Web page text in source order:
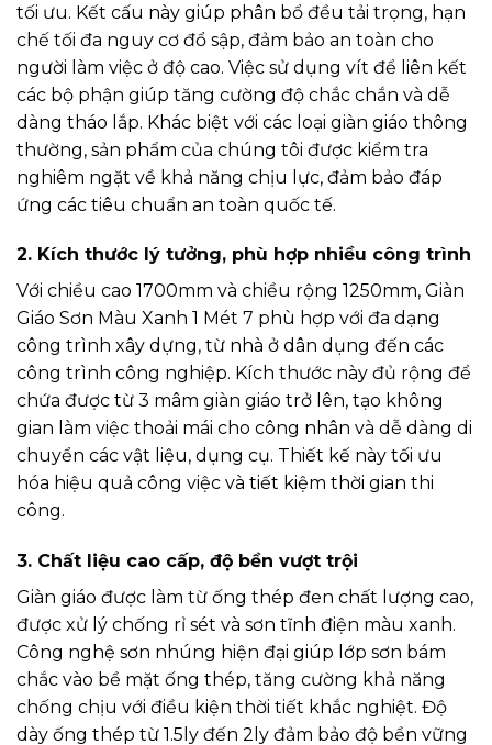
tối ưu. Kết cấu này giúp phân bổ đều tải trọng, hạn
chế tối đa nguy cơ đổ sập, đảm bảo an toàn cho
người làm việc ở độ cao. Việc sử dụng vít để liên kết
các bộ phận giúp tăng cường độ chắc chắn và dễ
dàng tháo lắp. Khác biệt với các loại giàn giáo thông
thường, sản phẩm của chúng tôi được kiểm tra
nghiêm ngặt về khả năng chịu lực, đảm bảo đáp
ứng các tiêu chuẩn an toàn quốc tế.
2. Kích thước lý tưởng, phù hợp nhiều công trình
Với chiều cao 1700mm và chiều rộng 1250mm, Giàn
Giáo Sơn Màu Xanh 1 Mét 7 phù hợp với đa dạng
công trình xây dựng, từ nhà ở dân dụng đến các
công trình công nghiệp. Kích thước này đủ rộng để
chứa được từ 3 mâm giàn giáo trở lên, tạo không
gian làm việc thoải mái cho công nhân và dễ dàng di
chuyển các vật liệu, dụng cụ. Thiết kế này tối ưu
hóa hiệu quả công việc và tiết kiệm thời gian thi
công.
3. Chất liệu cao cấp, độ bền vượt trội
Giàn giáo được làm từ ống thép đen chất lượng cao,
được xử lý chống rỉ sét và sơn tĩnh điện màu xanh.
Công nghệ sơn nhúng hiện đại giúp lớp sơn bám
chắc vào bề mặt ống thép, tăng cường khả năng
chống chịu với điều kiện thời tiết khắc nghiệt. Độ
dày ống thép từ 1.5ly đến 2ly đảm bảo độ bền vững